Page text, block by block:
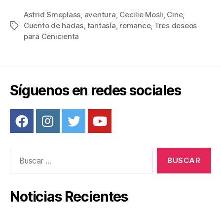
c
e
o
k
tt
er
ail er
e
m
p
tir
Etiquetas
Astrid Smeplass, aventura, Cecilie Mosli, Cine,
Cuento de hadas, fantasía, romance, Tres deseos
para Cenicienta
Síguenos en redes sociales
Noticias Recientes